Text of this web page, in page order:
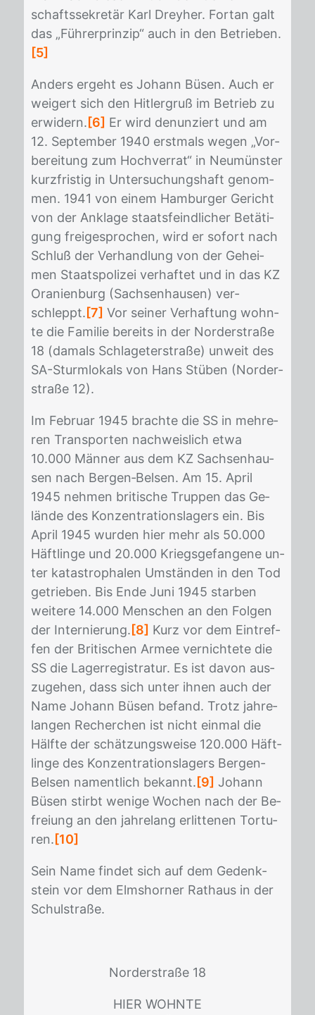
schafts­se­kre­tär Karl Drey­her. Fort­an galt
das „Füh­rer­prin­zip“ auch in den Be­trie­ben.
[5]
An­ders er­geht es Jo­hann Bü­sen. Auch er
wei­gert sich den Hit­ler­gruß im Be­trieb zu
er­wi­dern. [6] Er wird de­nun­ziert und am
12. Sep­tem­ber 1940 erst­mals we­gen „Vor­
be­rei­tung zum Hoch­ver­rat“ in Neu­müns­ter
kurz­fris­tig in Un­ter­su­chungs­haft ge­nom­
men. 1941 von ei­nem Ham­bur­ger Ge­richt
von der An­kla­ge staats­feind­li­cher Be­tä­ti­
gung frei­ge­spro­chen, wird er so­fort nach
Schluß der Ver­hand­lung von der Ge­hei­
men Staats­po­li­zei ver­haf­tet und in das KZ
Ora­ni­en­burg (Sach­sen­hau­sen) ver­
schleppt. [7] Vor sei­ner Ver­haf­tung wohn­
te die Fa­mi­lie be­reits in der Nor­der­stra­ße
18 (da­mals Schla­ge­ter­stra­ße) un­weit des
SA-Sturm­lo­kals von Hans Stü­ben (Nor­der­
stra­ße 12).
Im Fe­bru­ar 1945 brach­te die SS in meh­re­
ren Trans­por­ten nach­weis­lich etwa
10.000 Män­ner aus dem KZ Sach­sen­hau­
sen nach Ber­gen‐Bel­sen. Am 15. April
1945 neh­men bri­ti­sche Trup­pen das Ge­
län­de des Kon­zen­tra­ti­ons­la­gers ein. Bis
April 1945 wur­den hier mehr als 50.000
Häft­lin­ge und 20.000 Kriegs­ge­fan­ge­ne un­
ter ka­ta­stro­pha­len Um­stän­den in den Tod
ge­trie­ben. Bis Ende Juni 1945 star­ben
wei­te­re 14.000 Men­schen an den Fol­gen
der In­ter­nie­rung. [8] Kurz vor dem Ein­tref­
fen der Bri­ti­schen Ar­mee ver­nich­te­te die
SS die La­ger­re­gis­tra­tur. Es ist da­von aus­
zu­ge­hen, dass sich un­ter ih­nen auch der
Name Jo­hann Bü­sen be­fand. Trotz jah­re­
lan­gen Re­cher­chen ist nicht ein­mal die
Hälf­te der schät­zungs­wei­se 120.000 Häft­
lin­ge des Kon­zen­tra­ti­ons­la­gers Ber­gen‐
Bel­sen na­ment­lich be­kannt. [9] Jo­hann
Bü­sen stirbt we­ni­ge Wo­chen nach der Be­
frei­ung an den jah­re­lang er­lit­te­nen Tor­tu­
ren. [10]
Sein Name fin­det sich auf dem Ge­denk­
stein vor dem Elms­hor­ner Rat­haus in der
Schul­stra­ße.
Nor­der­stra­ße 18
HIER WOHN­TE